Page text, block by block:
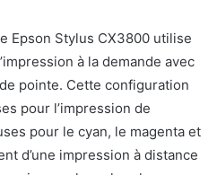
Epson Stylus CX3800 utilise
à la demande avec
pointe. Cette configuration
pour l’impression de
pour le cyan, le magenta et
d’une impression à distance